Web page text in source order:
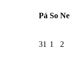
Pá So Ne
31 1 2